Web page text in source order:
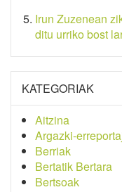
Irun Zuzenean
ditu urriko bost
KATEGORIAK
Aitzina
Argazki-
Berriak
Bertatik Bertara
Bertsoak